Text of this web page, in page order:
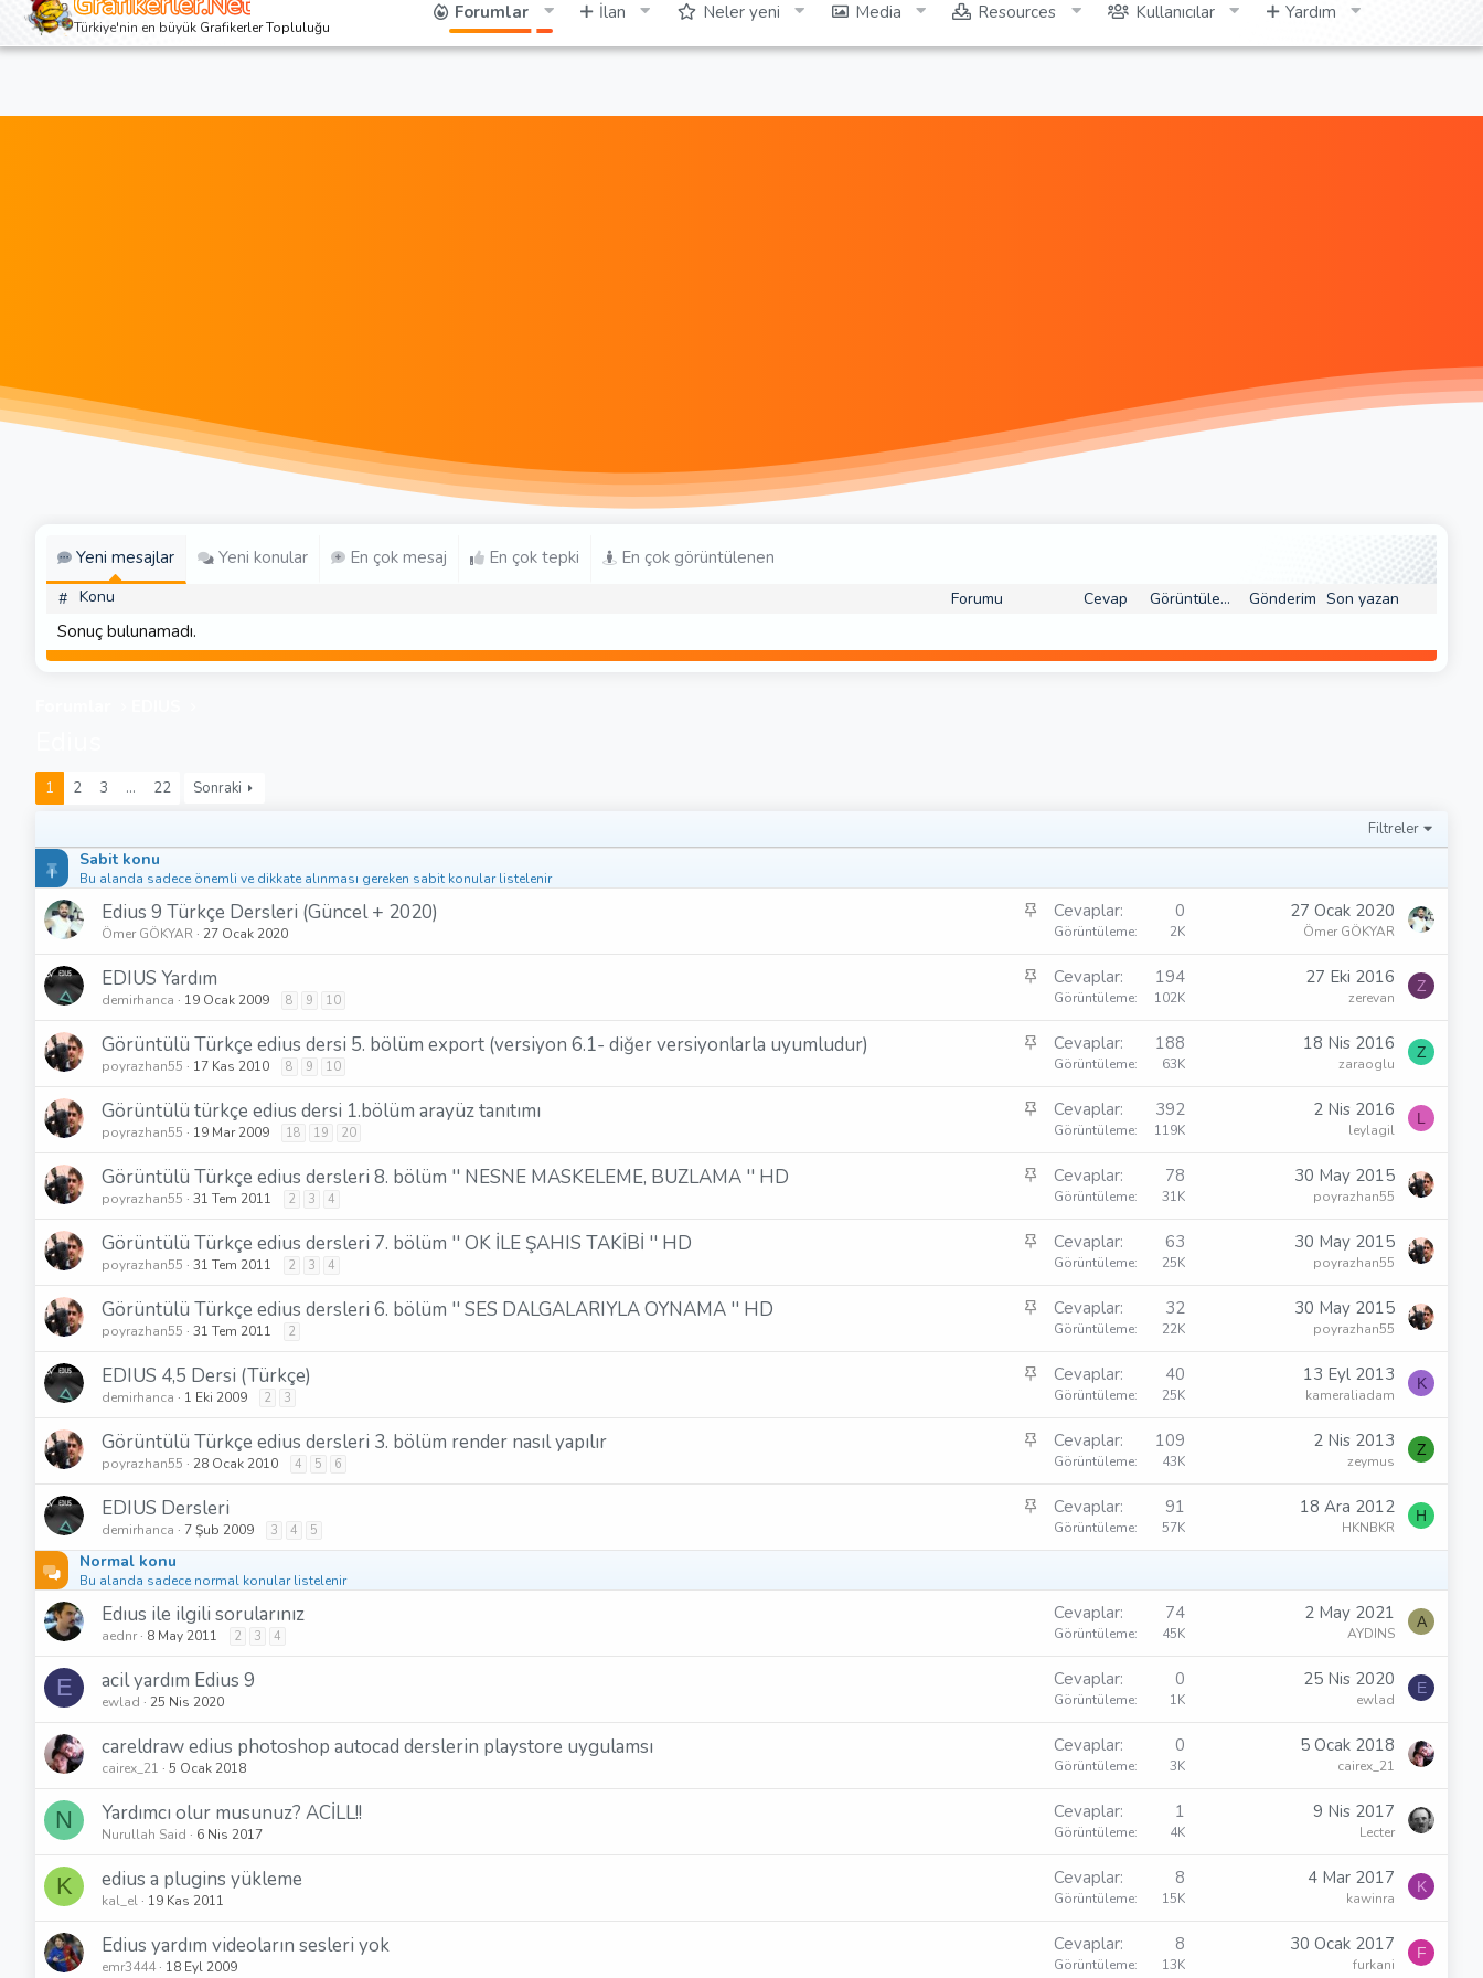
Giriş yap Kayıt ol
Türkiye'nin en büyük Grafikerler Topluluğu
Forumlar İlan Neler yeni Media Resources Kullanıcılar Yardım
Yeni mesajlar Yeni konular En çok mesaj En çok tepki En çok görüntülenen
# Konu Forumu Cevap Görüntüleme Gönderim Son yazan
Sonuç bulunamadı.
1 2 3 … 22 Sonraki
Filtreler
Sabit konu
Bu alanda sadece önemli ve dikkate alınması gereken sabit konular listelenir
S
i
Edius 9 Türkçe Dersleri (Güncel + 2020)
Ömer GÖKYAR 27 Ocak 2020
Cevaplar 0
Görüntüleme 2K
27 Ocak 2020
Ömer GÖKYAR
S
i
EDIUS Yardım
demirhanca 19 Ocak 2009 8 9 10
Cevaplar 194
Görüntüleme 102K
27 Eki 2016
zerevan
Z
S
i
Görüntülü Türkçe edius dersi 5. bölüm export (versiyon 6.1- diğer versiyonlarla uyumludur)
poyrazhan55 17 Kas 2010 8 9 10
Cevaplar 188
Görüntüleme 63K
18 Nis 2016
zaraoglu
Z
S
i
Görüntülü türkçe edius dersi 1.bölüm arayüz tanıtımı
poyrazhan55 19 Mar 2009 18 19 20
Cevaplar 392
Görüntüleme 119K
2 Nis 2016
leylagil
L
S
i
Görüntülü Türkçe edius dersleri 8. bölüm '' NESNE MASKELEME, BUZLAMA '' HD
poyrazhan55 31 Tem 2011 2 3 4
Cevaplar 78
Görüntüleme 31K
30 May 2015
poyrazhan55
S
i
Görüntülü Türkçe edius dersleri 7. bölüm '' OK İLE ŞAHIS TAKİBİ '' HD
poyrazhan55 31 Tem 2011 2 3 4
Cevaplar 63
Görüntüleme 25K
30 May 2015
poyrazhan55
S
i
Görüntülü Türkçe edius dersleri 6. bölüm '' SES DALGALARIYLA OYNAMA '' HD
poyrazhan55 31 Tem 2011 2
Cevaplar 32
Görüntüleme 22K
30 May 2015
poyrazhan55
S
i
EDIUS 4,5 Dersi (Türkçe)
demirhanca 1 Eki 2009 2 3
Cevaplar 40
Görüntüleme 25K
13 Eyl 2013
kameraliadam
K
S
i
Görüntülü Türkçe edius dersleri 3. bölüm render nasıl yapılır
poyrazhan55 28 Ocak 2010 4 5 6
Cevaplar 109
Görüntüleme 43K
2 Nis 2013
zeymus
Z
S
EDIUS Dersleri
demirhanca 7 Şub 2009 3 4 5
Cevaplar 91
Görüntüleme 57K
18 Ara 2012
HKNBKR
H
Normal konu
Bu alanda sadece normal konular listelenir
Edıus ile ilgili sorularınız
aednr 8 May 2011 2 3 4
Cevaplar 74
Görüntüleme 45K
2 May 2021
AYDINS
A
E acil yardım Edius 9
ewlad 25 Nis 2020
Cevaplar 0
Görüntüleme 1K
25 Nis 2020
ewlad
E
careldraw edius photoshop autocad derslerin playstore uygulamsı
cairex_21 5 Ocak 2018
Cevaplar 0
Görüntüleme 3K
5 Ocak 2018
cairex_21
N Yardımcı olur musunuz? ACİLL!!
Nurullah Said 6 Nis 2017
Cevaplar 1
Görüntüleme 4K
9 Nis 2017
Lecter
K edius a plugins yükleme
kal_el 19 Kas 2011
Cevaplar 8
Görüntüleme 15K
4 Mar 2017
kawinra
K
Edius yardım videoların sesleri yok
emr3444 18 Eyl 2009
Cevaplar 8
Görüntüleme 13K
30 Ocak 2017
furkani
F